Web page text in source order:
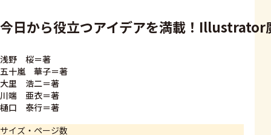
今日から役立つアイデアを満載！Illustrator
浅野 桜＝著
五十嵐 華子＝著
大里 浩二＝著
川端 亜衣＝著
樋口 泰行＝著
サイズ・ページ数